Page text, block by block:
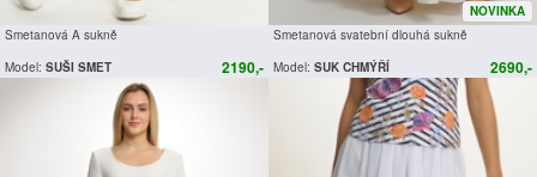
Smetanová A sukně
Model: SUŠI SMET 2190,-
NOVINKA
Smetanová svatební dlouhá sukně
Model: SUK CHMÝŘÍ 2690,-